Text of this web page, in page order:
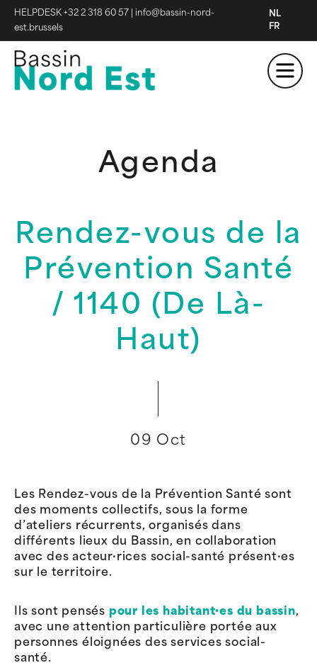
HELPDESK +32 2 318 60 57
info@bassin-nord-
est.brussels
NL
FR
Agenda
Rendez-vous de la
Prévention Santé
/ 1140 (De Là-
Haut)
09 Oct
Les Rendez-vous de la Prévention Santé sont
des moments collectifs, sous la forme
d’ateliers récurrents, organisés dans
différents lieux du Bassin, en collaboration
avec des acteur·rices social-santé présent·es
sur le territoire.
Ils sont pensés pour les habitant·es du bassin,
avec une attention particulière portée aux
personnes éloignées des services social-
santé.